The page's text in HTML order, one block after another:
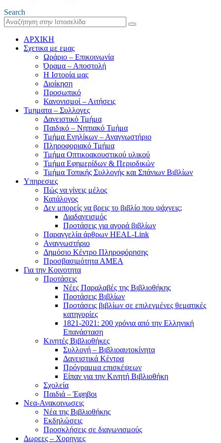
Search
ΑΡΧΙΚΗ
Σχετικα με εμας
Ωράριο – Επικοινωνία
Όραμα – Αποστολή
Η Ιστορία μας
Διοίκηση
Προσωπικό
Κανονισμοί – Αιτήσεις
Τμηματα – Συλλογες
Δανειστικό Τμήμα
Παιδικό – Νηπιακό Τμήμα
Τμήμα Ενηλίκων – Αναγνωστήριο
Πληροφοριακό Τμήμα
Τμήμα Οπτικοακουστικού υλικού
Τμήμα Εφημερίδων & Περιοδικών
Τμήμα Τοπικής Συλλογής και Σπάνιων Βιβλίων
Υπηρεσιες
Πώς να γίνεις μέλος
Κατάλογος
Δεν μπορείς να βρεις το βιβλίο που ψάχνεις;
Διαδανεισμός
Προτάσεις για αγορά βιβλίων
Παραγγελία άρθρων HEAL-Link
Αναγνωστήριο
Δημόσιο Κέντρο Πληροφόρησης
Προσβασιμότητα ΑΜΕΑ
Για την Κοινοτητα
Προτάσεις
Νέες Παραλαβές της Βιβλιοθήκης
Προτάσεις Βιβλίων
Προτάσεις βιβλίων σε επιλεγμένες θεματικές
κατηγορίες
1821-2021: 200 χρόνια από την Ελληνική
Επανάσταση
Κινητές Βιβλιοθήκες
Συλλογή – Βιβλιοαυτοκίνητα
Δανειστικά Κέντρα
Πρόγραμμα επισκέψεων
Είπαν για την Κινητή Βιβλιοθήκη
Σχολεία
Παιδιά – Έφηβοι
Νεα-Ανακοινωσεις
Νέα της Βιβλιοθήκης
Εκδηλώσεις
Προσκλήσεις σε διαγωνισμούς
Δωρεες – Χορηγιες